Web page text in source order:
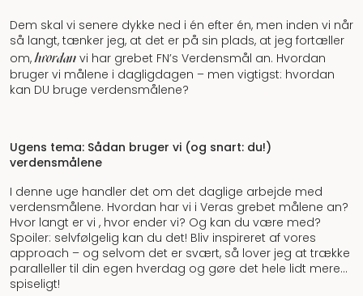
Dem skal vi senere dykke ned i én efter én, men inden vi når
så langt, tænker jeg, at det er på sin plads, at jeg fortæller
om,hvordan vi har grebet FN’s Verdensmål an. Hvordan
bruger vi målene i dagligdagen – men vigtigst: hvordan
kan DU bruge verdensmålene?
Ugens tema: Sådan bruger vi (og snart: du!)
verdensmålene
I denne uge handler det om det daglige arbejde med
verdensmålene. Hvordan har vi i Veras grebet målene an?
Hvor langt er vi , hvor ender vi? Og kan du være med?
Spoiler: selvfølgelig kan du det! Bliv inspireret af vores
approach – og selvom det er svært, så lover jeg at trække
paralleller til din egen hverdag og gøre det hele lidt mere…
spiseligt!